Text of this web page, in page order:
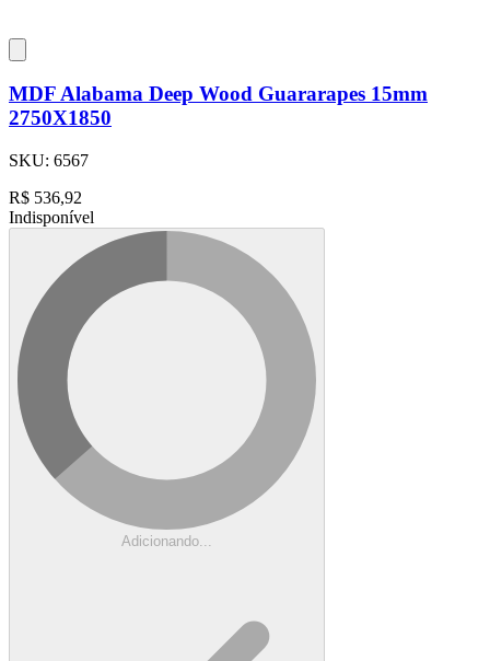
MDF Alabama Deep Wood Guararapes 15mm
2750X1850
SKU: 6567
R$ 536,92
Indisponível
Adicionando...